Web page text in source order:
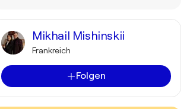
Mikhail Mishinskii
Frankreich
Folgen